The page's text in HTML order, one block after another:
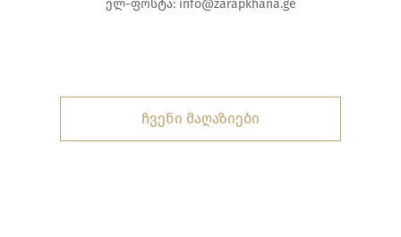
ელ-ფოსტა: info@zarapkhana.ge
ჩვენი მაღაზიები